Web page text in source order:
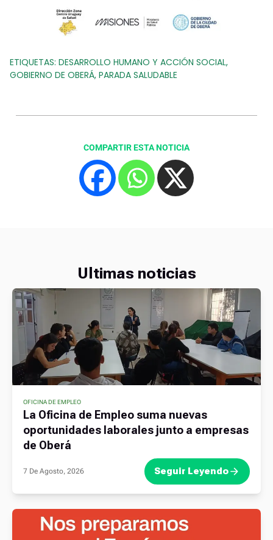
ETIQUETAS: DESARROLLO HUMANO Y ACCIÓN SOCIAL,
GOBIERNO DE OBERÁ, PARADA SALUDABLE
COMPARTIR ESTA NOTICIA
Ultimas noticias
OFICINA DE EMPLEO
La Oficina de Empleo suma nuevas
oportunidades laborales junto a empresas
de Oberá
7 De Agosto, 2026 Seguir Leyendo